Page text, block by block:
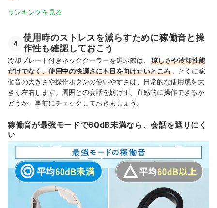
ランキングを見る
4
使用時のストレスを減らすために稼働音と操
作性も確認しておこう
冷却プレート付きネッククーラーを選ぶ際は、
涼しさや冷却性能
だけでなく、使用中の快適さにも目を向けたいところ 。とくに稼
働音の大きさや操作ボタンの使いやすさは、日常的な使用感を大
きく左右します。周囲との会話を妨げず、直感的に操作できるか
どうか、事前にチェックしておきましょう。
稼働音が最強モードで60dB未満なら、会話を遮りにく
い